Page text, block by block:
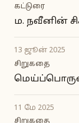
கட்டுரை
ம. நவீனின்
13 ஜூன் 2025
சிறுகதை
11 மே 2025